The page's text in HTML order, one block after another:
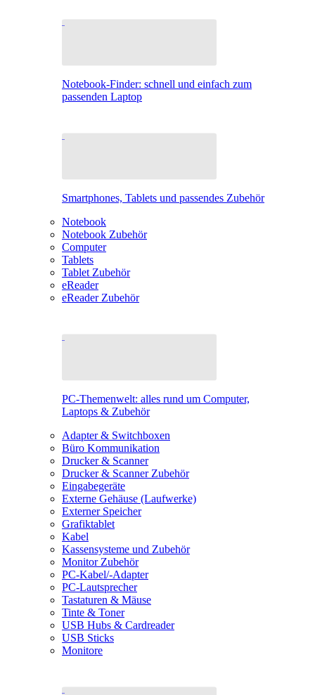
Notebook-Finder: schnell und einfach zum
passenden Laptop
Smartphones, Tablets und passendes Zubehör
Notebook
Notebook Zubehör
Computer
Tablets
Tablet Zubehör
eReader
eReader Zubehör
PC-Themenwelt: alles rund um Computer,
Laptops & Zubehör
Adapter & Switchboxen
Büro Kommunikation
Drucker & Scanner
Drucker & Scanner Zubehör
Eingabegeräte
Externe Gehäuse (Laufwerke)
Externer Speicher
Grafiktablet
Kabel
Kassensysteme und Zubehör
Monitor Zubehör
PC-Kabel/-Adapter
PC-Lautsprecher
Tastaturen & Mäuse
Tinte & Toner
USB Hubs & Cardreader
USB Sticks
Monitore